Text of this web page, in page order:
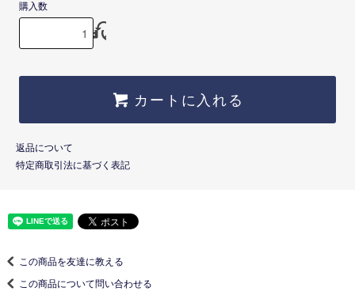
購入数
カートに入れる
返品について
特定商取引法に基づく表記
この商品を友達に教える
この商品について問い合わせる